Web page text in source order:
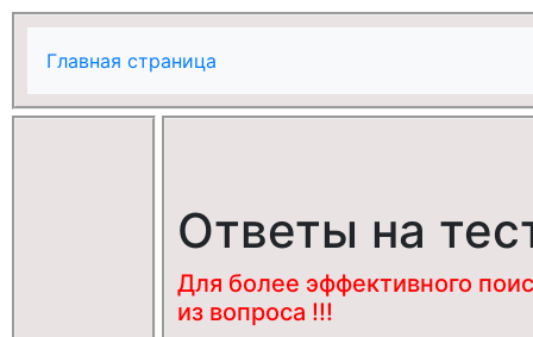
Главная страница
Ответы на
Для более эффективного
из вопроса !!!